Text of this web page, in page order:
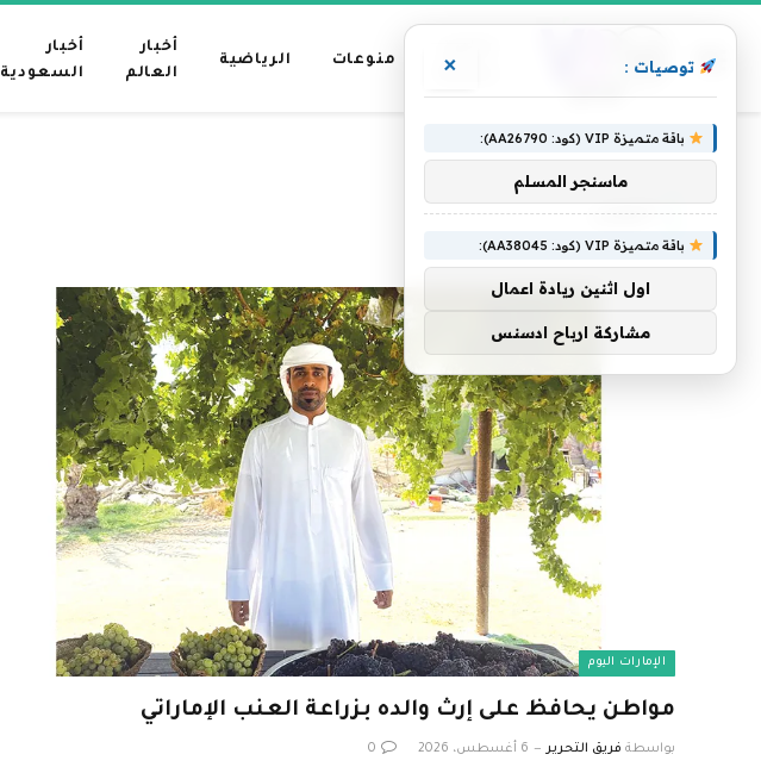
رئيسية
منوعات الرياضية
أخبار
العالم
أخبار
السعودية
الرئيسية » العنب
العنب
الإمارات اليوم
مواطن يحافظ على إرث والده بزراعة العنب الإماراتي
بواسطة فريق التحرير 6 أغسطس، 2026 0
توصيات : ×
باقة متميزة VIP (كود: AA26790):
ماسنجر المسلم
باقة متميزة VIP (كود: AA38045):
اول اثنين ريادة اعمال
مشاركة ارباح ادسنس